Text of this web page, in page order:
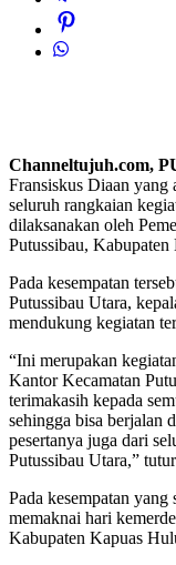
Channeltujuh.com,
Fransiskus Diaan yang
seluruh rangkaian
dilaksanakan oleh
Putussibau,
Pada kesempatan
Putussibau Utara,
mendukung kegiatan
“Ini merupakan
Kantor Kecamatan
terimakasih kepada
sehingga bisa berjalan
pesertanya juga dari
Putussibau Utara,”
Pada kesempatan
memaknai hari
Kabupaten Kapuas